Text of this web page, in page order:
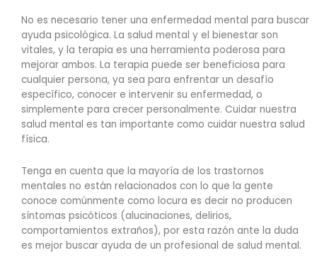
No es necesario tener una enfermedad mental para buscar
ayuda psicológica. La salud mental y el bienestar son
vitales, y la terapia es una herramienta poderosa para
mejorar ambos. La terapia puede ser beneficiosa para
cualquier persona, ya sea para enfrentar un desafío
específico, conocer e intervenir su enfermedad, o
simplemente para crecer personalmente. Cuidar nuestra
salud mental es tan importante como cuidar nuestra salud
física.
Tenga en cuenta que la mayoría de los trastornos
mentales no están relacionados con lo que la gente
conoce comúnmente como locura es decir no producen
síntomas psicóticos (alucinaciones, delirios,
comportamientos extraños), por esta razón ante la duda
es mejor buscar ayuda de un profesional de salud mental.